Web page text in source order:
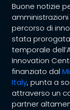
Buone notizie
percorso di
stata
temporale
Innovation
finanziato dal
Italy, punta a
attraverso un
partner